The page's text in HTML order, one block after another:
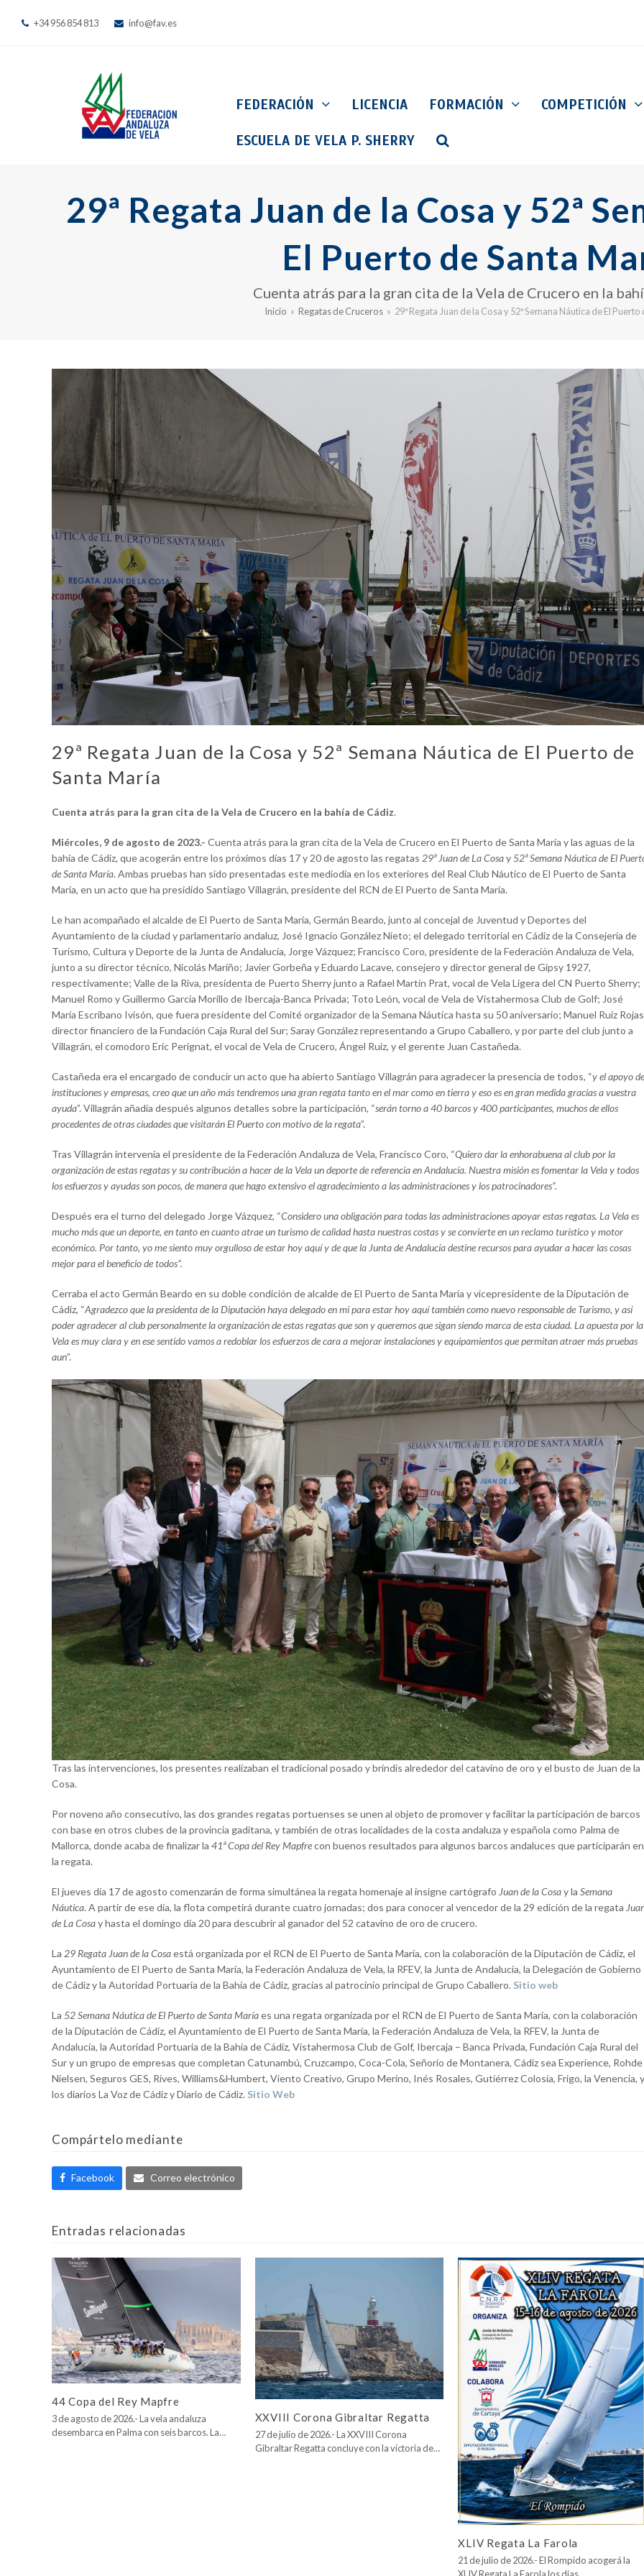
+34 956 854 813 info@fav.es
FEDERACIÓN LICENCIA FORMACIÓN COMPETICIÓN
ESCUELA DE VELA P. SHERRY
29ª Regata Juan de la Cosa y 52ª
El Puerto de Santa
Cuenta atrás para la gran cita de la Vela de Crucero en la
Inicio » Regatas de Cruceros » 29ª Regata Juan de la Cosa y 52ª Semana Náutica de El
29ª Regata Juan de la Cosa y 52ª Semana Náutica de El Puerto de
Santa María
Cuenta atrás para la gran cita de la Vela de Crucero en la bahía de Cádiz.
Miércoles, 9 de agosto de 2023.- Cuenta atrás para la gran cita de la Vela de Crucero en El Puerto de Santa María y las aguas de la
bahía de Cádiz, que acogerán entre los próximos días 17 y 20 de agosto las regatas 29ª Juan de La Cosay 52ª Semana Náutica de El
de Santa María. Ambas pruebas han sido presentadas este mediodía en los exteriores del Real Club Náutico de El Puerto de Santa
María, en un acto que ha presidido Santiago Villagrán, presidente del RCN de El Puerto de Santa María.
Le han acompañado el alcalde de El Puerto de Santa María, Germán Beardo, junto al concejal de Juventud y Deportes del
Ayuntamiento de la ciudad y parlamentario andaluz, José Ignacio González Nieto; el delegado territorial en Cádiz de la Consejería de
Turismo, Cultura y Deporte de la Junta de Andalucía, Jorge Vázquez; Francisco Coro, presidente de la Federación Andaluza de Vela,
junto a su director técnico, Nicolás Mariño; Javier Gorbeña y Eduardo Lacave, consejero y director general de Gipsy 1927,
respectivamente; Valle de la Riva, presidenta de Puerto Sherry junto a Rafael Martín Prat, vocal de Vela Ligera del CN Puerto Sherry;
Manuel Romo y Guillermo García Morillo de Ibercaja-Banca Privada; Toto León, vocal de Vela de Vistahermosa Club de Golf; José
María Escribano Ivisón, que fuera presidente del Comité organizador de la Semana Náutica hasta su 50 aniversario; Manuel Ruiz Rojas
director financiero de la Fundación Caja Rural del Sur; Saray González representando a Grupo Caballero, y por parte del club junto a
Villagrán, el comodoro Eric Perignat, el vocal de Vela de Crucero, Ángel Ruiz, y el gerente Juan Castañeda.
Castañeda era el encargado de conducir un acto que ha abierto Santiago Villagrán para agradecer la presencia de todos, “y el apoyo de
instituciones y empresas, creo que un año más tendremos una gran regata tanto en el mar como en tierra y eso es en gran medida gracias a vuestra
ayuda”. Villagrán añadía después algunos detalles sobre la participación, “serán torno a 40 barcos y 400 participantes, muchos de ellos
procedentes de otras ciudades que visitarán El Puerto con motivo de la regata”.
Tras Villagrán intervenía el presidente de la Federación Andaluza de Vela, Francisco Coro, “Quiero dar la enhorabuena al club por la
organización de estas regatas y su contribución a hacer de la Vela un deporte de referencia en Andalucía. Nuestra misión es fomentar la Vela y todos
los esfuerzos y ayudas son pocos, de manera que hago extensivo el agradecimiento a las administraciones y los patrocinadores”.
Después era el turno del delegado Jorge Vázquez, “Considero una obligación para todas las administraciones apoyar estas regatas. La Vela es
mucho más que un deporte, en tanto en cuanto atrae un turismo de calidad hasta nuestras costas y se convierte en un reclamo turístico y motor
económico. Por tanto, yo me siento muy orgulloso de estar hoy aquí y de que la Junta de Andalucía destine recursos para ayudar a hacer las cosas
mejor para el beneficio de todos”.
Cerraba el acto Germán Beardo en su doble condición de alcalde de El Puerto de Santa María y vicepresidente de la Diputación de
Cádiz, “Agradezco que la presidenta de la Diputación haya delegado en mi para estar hoy aquí también como nuevo responsable de Turismo, y así
poder agradecer al club personalmente la organización de estas regatas que son y queremos que sigan siendo marca de esta ciudad. La apuesta por la
Vela es muy clara y en ese sentido vamos a redoblar los esfuerzos de cara a mejorar instalaciones y equipamientos que permitan atraer más pruebas
aun”.
Tras las intervenciones, los presentes realizaban el tradicional posado y brindis alrededor del catavino de oro y el busto de Juan de la
Cosa.
Por noveno año consecutivo, las dos grandes regatas portuenses se unen al objeto de promover y facilitar la participación de barcos
con base en otros clubes de la provincia gaditana, y también de otras localidades de la costa andaluza y española como Palma de
Mallorca, donde acaba de finalizar la 41ª Copa del Rey Mapfrecon buenos resultados para algunos barcos andaluces que participarán en
la regata.
El jueves día 17 de agosto comenzarán de forma simultánea la regata homenaje al insigne cartógrafo Juan de la Cosay la Semana
Náutica. A partir de ese día, la flota competirá durante cuatro jornadas; dos para conocer al vencedor de la 29 edición de la regata
de La Cosay hasta el domingo día 20 para descubrir al ganador del 52 catavino de oro de crucero.
La 29 Regata Juan de la Cosaestá organizada por el RCN de El Puerto de Santa María, con la colaboración de la Diputación de Cádiz, el
Ayuntamiento de El Puerto de Santa María, la Federación Andaluza de Vela, la RFEV, la Junta de Andalucía, la Delegación de Gobierno
de Cádiz y la Autoridad Portuaria de la Bahía de Cádiz, gracias al patrocinio principal de Grupo Caballero. Sitio web
La 52 Semana Náutica de El Puerto de Santa Maríaes una regata organizada por el RCN de El Puerto de Santa María, con la colaboración
de la Diputación de Cádiz, el Ayuntamiento de El Puerto de Santa María, la Federación Andaluza de Vela, la RFEV, la Junta de
Andalucía, la Autoridad Portuaria de la Bahía de Cádiz, Vistahermosa Club de Golf, Ibercaja – Banca Privada, Fundación Caja Rural del
Sur y un grupo de empresas que completan Catunambú, Cruzcampo, Coca-Cola, Señorío de Montanera, Cádiz sea Experience, Rohde
Nielsen, Seguros GES, Rives, Williams&Humbert, Viento Creativo, Grupo Merino, Inés Rosales, Gutiérrez Colosía, Frigo, la Venencia, y
los diarios La Voz de Cádiz y Diario de Cádiz. Sitio Web
Compártelo mediante
Facebook Correo electrónico
Entradas relacionadas
44 Copa del Rey Mapfre
3 de agosto de 2026.- La vela andaluza
desembarca en Palma con seis barcos. La…
XXVIII Corona Gibraltar Regatta
27 de julio de 2026.- La XXVIII Corona
Gibraltar Regatta concluye con la victoria de…
XLIV Regata La Farola
21 de julio de 2026.- El Rompido acogerá la
XLIV Regata La Farola los días…